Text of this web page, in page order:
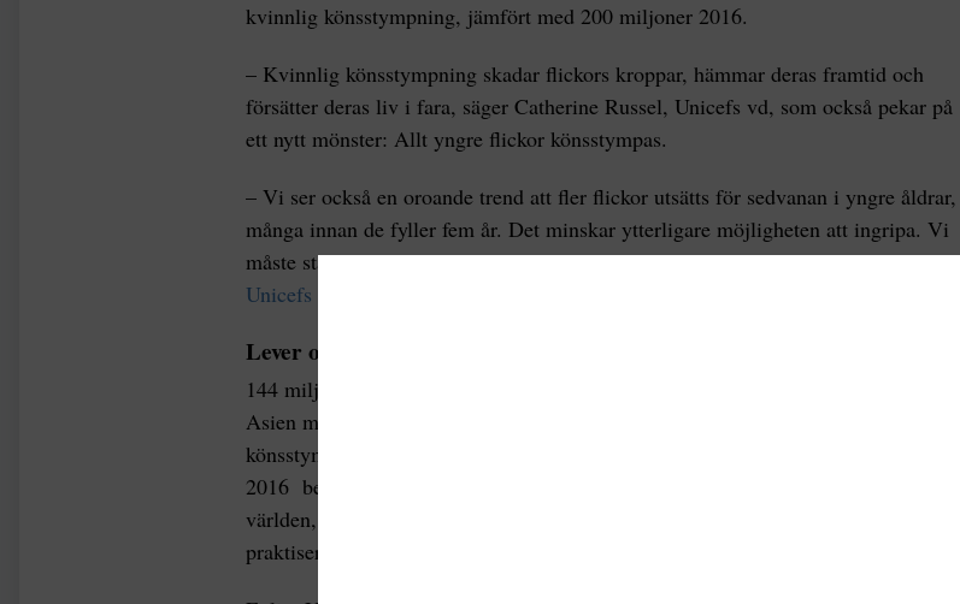
kvinnlig könsstympning, jämfört med 200 miljoner 2016.
– Kvinnlig könsstympning skadar flickors kroppar, hämmar deras framtid och
försätter deras liv i fara, säger Catherine Russel, Unicefs vd, som också pekar på
ett nytt mönster: Allt yngre flickor könsstympas.
– Vi ser också en oroande trend att fler flickor utsätts för sedvanan i yngre åldrar,
många innan de fyller fem år. Det minskar ytterligare möjligheten att ingripa. Vi
måste stärka insatserna för att få slut på denna skadliga sedvana,fortsätter hon på
Unicefs hemsida.
Lever ofta i konfliktdrabbade områden
144 miljoner av alla kvinnliga könsstympningar sker i Afrika, därefter kommer
Asien med över 80 miljoner fall, och i Mellanöstern sker över 6 miljoner
könsstympningar. Ökningen av antalet könsstympade flickor och kvinnor sedan
2016 beror inte på att kvinnlig könsstympning har spridit sig till fler delar av
världen, utan på att det har fötts fler flickor i de länder där könsstympning
praktiseras än jämfört med resten av världen.